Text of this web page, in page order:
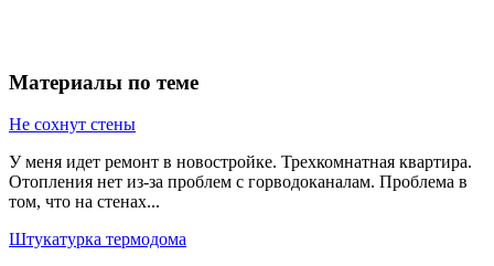
Материалы по теме
Не сохнут стены
У меня идет ремонт в новостройке. Трехкомнатная квартира.
Отопления нет из-за проблем с горводоканалам. Проблема в
том, что на стенах...
Штукатурка термодома